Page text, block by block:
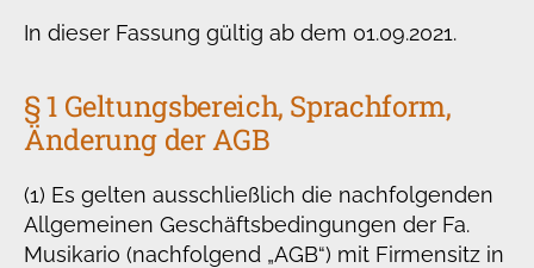
In dieser Fassung gültig ab dem 01.09.2021.
§ 1 Geltungsbereich, Sprachform,
Änderung der AGB
(1) Es gelten ausschließlich die nachfolgenden
Allgemeinen Geschäftsbedingungen der Fa.
Musikario (nachfolgend „AGB“) mit Firmensitz in